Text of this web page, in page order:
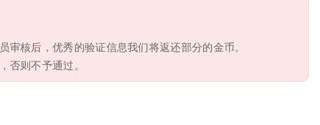
核后，优秀的验证信息我们将返还部分的金币。
否则不予通过。